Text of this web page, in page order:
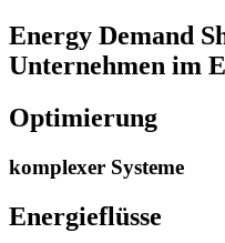
Energy Demand
Unternehmen im
Optimierung
komplexer Systeme
Energieflüsse